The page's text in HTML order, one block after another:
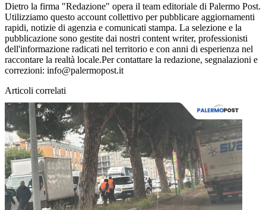
Dietro la firma "Redazione" opera il team editoriale di Palermo Post.
Utilizziamo questo account collettivo per pubblicare aggiornamenti
rapidi, notizie di agenzia e comunicati stampa. La selezione e la
pubblicazione sono gestite dai nostri content writer, professionisti
dell'informazione radicati nel territorio e con anni di esperienza nel
raccontare la realtà locale.Per contattare la redazione, segnalazioni e
correzioni: info@palermopost.it
Articoli correlati